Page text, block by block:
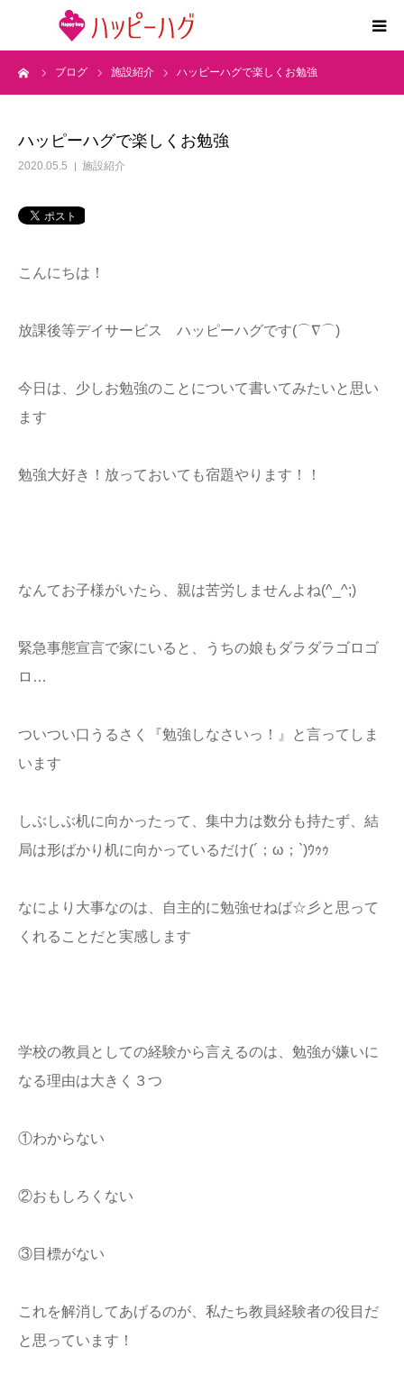
ブログ 施設紹介 ハッピーハグで楽しくお勉強
ハッピーハグで楽しくお勉強
2020.05.5 施設紹介
こんにちは！
放課後等デイサービス ハッピーハグです(⌒∇⌒)
今日は、少しお勉強のことについて書いてみたいと思い
ます
勉強大好き！放っておいても宿題やります！！
なんてお子様がいたら、親は苦労しませんよね(^_^;)
緊急事態宣言で家にいると、うちの娘もダラダラゴロゴ
ロ…
ついつい口うるさく『勉強しなさいっ！』と言ってしま
います
しぶしぶ机に向かったって、集中力は数分も持たず、結
局は形ばかり机に向かっているだけ(´；ω；`)ｳｩｩ
なにより大事なのは、自主的に勉強せねば☆彡と思って
くれることだと実感します
学校の教員としての経験から言えるのは、勉強が嫌いに
なる理由は大きく３つ
①わからない
②おもしろくない
③目標がない
これを解消してあげるのが、私たち教員経験者の役目だ
と思っています！
2つの特徴
求人情報
運営会社